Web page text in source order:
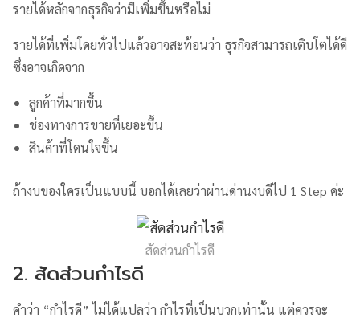
รายได้หลักจากธุรกิจว่ามีเพิ่มขึ้นหรือไม่
รายได้ที่เพิ่มโดยทั่วไปแล้วอาจสะท้อนว่า ธุรกิจสามารถเติบโตได้ดี
ซึ่งอาจเกิดจาก
ลูกค้าที่มากขึ้น
ช่องทางการขายที่เยอะขึ้น
สินค้าที่โดนใจขึ้น
ถ้างบของใครเป็นแบบนี้ บอกได้เลยว่าผ่านด่านงบดีไป 1 Step ค่ะ
สัดส่วนกำไรดี
2. สัดส่วนกำไรดี
คำว่า “กำไรดี” ไม่ได้แปลว่า กำไรที่เป็นบวกเท่านั้น แต่ควรจะ